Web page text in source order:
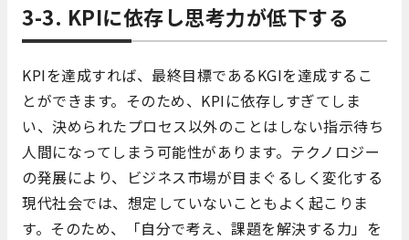
3-3. KPIに依存し思考力が低下する
KPIを達成すれば、最終目標であるKGIを達成するこ
とができます。そのため、KPIに依存しすぎてしま
い、決められたプロセス以外のことはしない指示待ち
人間になってしまう可能性があります。テクノロジー
の発展により、ビジネス市場が目まぐるしく変化する
現代社会では、想定していないこともよく起こりま
す。そのため、「自分で考え、課題を解決する力」を